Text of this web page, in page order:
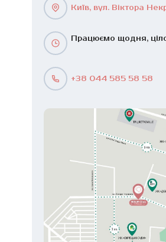
Київ, вул. Віктора
Працюємо щодня,
+38 044 585 58 58